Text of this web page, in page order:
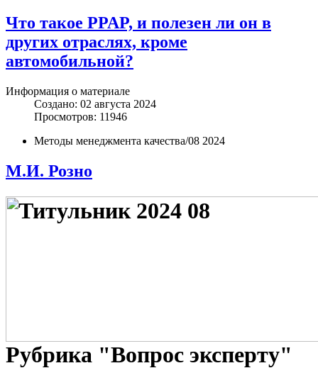
Что такое PPAP, и полезен ли он в
других отраслях, кроме
автомобильной?
Информация о материале
Создано: 02 августа 2024
Просмотров: 11946
Методы менеджмента качества/08 2024
М.И. Розно
Рубрика "Вопрос эксперту"